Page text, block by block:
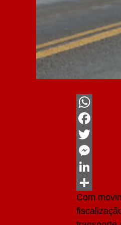
WhatsApp
Facebook
Twitter
Messenger
LinkedIn
Share
Com